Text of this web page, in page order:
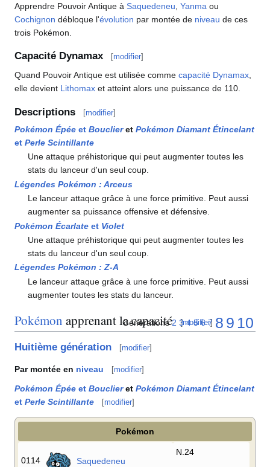
Apprendre Pouvoir Antique à Saquedeneu Yanma ou
Cochignon débloque l'évolution par montée de niveau de ces
trois Pokémon.
Capacité Dynamax [modifier]
Quand Pouvoir Antique est utilisée comme capacité Dynamax,
elle devient Lithomax et atteint alors une puissance de 110.
Descriptions [modifier]
Pokémon Épée et Bouclieret Pokémon Diamant Étincelant
et Perle Scintillante
Une attaque préhistorique qui peut augmenter toutes les
stats du lanceur d'un seul coup.
Légendes Pokémon : Arceus
Le lanceur attaque grâce à une force primitive. Peut aussi
augmenter sa puissance offensive et défensive.
Pokémon Écarlate et Violet
Une attaque préhistorique qui peut augmenter toutes les
stats du lanceur d'un seul coup.
Légendes Pokémon :Z-A
Le lanceur attaque grâce à une force primitive. Peut aussi
augmenter toutes les stats du lanceur.
Pokémon apprenant la capacité [modifier]
Générations 2 3 4 5 6 7 8 9 10
Huitième génération [modifier]
Par montée en niveau [modifier]
Pokémon Épée et Bouclieret Pokémon Diamant Étincelant
et Perle Scintillante [modifier]
Pokémon
0114 Saquedeneu
N.24